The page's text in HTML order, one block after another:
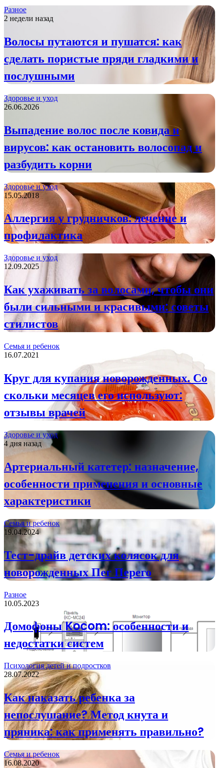
Разное
2 недели назад
Волосы путаются и пушатся: как
сделать пористые пряди гладкими и
послушными
Здоровье и уход
26.06.2026
Выпадение волос после ковида и
вирусов: как остановить волосопад и
разбудить корни
Здоровье и уход
15.05.2018
Аллергия у грудничков: лечение и
профилактика
Здоровье и уход
12.09.2025
Как ухаживать за волосами, чтобы они
были сильными и красивыми: советы
стилистов
Семья и ребенок
16.07.2021
Круг для купания новорожденных. Со
скольки месяцев его используют:
отзывы врачей
Здоровье и уход
4 дня назад
Артериальный катетер: назначение,
особенности применения и основные
характеристики
Семья и ребенок
19.04.2024
Тест-драйв детских колясок для
новорожденных Пег Перего
Разное
10.05.2023
Домофоны Kocom: особенности и
недостатки систем
Психология детей и подростков
28.07.2022
Как наказать ребенка за
непослушание? Метод кнута и
пряника: как применять правильно?
Семья и ребенок
16.08.2020